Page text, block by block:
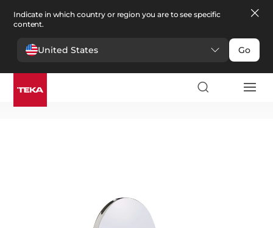
Indicate in which country or region you are to see specific
content.
United States Go